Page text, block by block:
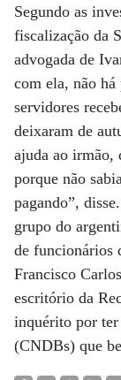
Segundo as
fiscalização da
advogada de
com ela, não
servidores
deixaram de
ajuda ao irmão,
porque não
pagando”,
grupo do
de funcionários
Francisco
escritório da
inquérito por ter
(CNDBs) que